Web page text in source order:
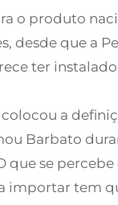
o produto
que a
ter
a
Barbato
que se
importar tem